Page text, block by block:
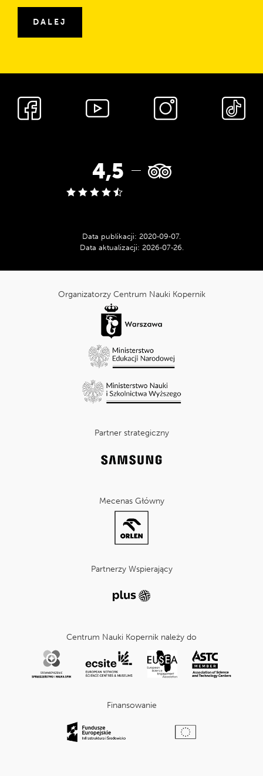
DALEJ
Media
społecznościowe
Ocena
w
serwisie
Tripadvisor:
4,5
Data publikacji: 2020‑09‑07.
Data aktualizacji: 2026‑07‑26.
Organizatorzy Centrum Nauki Kopernik
Partner strategiczny
Mecenas Główny
Partnerzy Wspierający
Centrum Nauki Kopernik należy do
Finansowanie